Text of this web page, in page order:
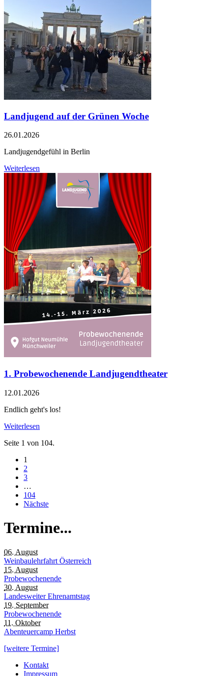
Landjugend auf der Grünen Woche
26.01.2026
Landjugendgefühl in Berlin
Weiterlesen
1. Probewochenende Landjugendtheater
12.01.2026
Endlich geht's los!
Weiterlesen
Seite 1 von 104.
1
2
3
…
104
Nächste
Termine...
06. August
Weinbaulehrfahrt Österreich
15. August
Probewochenende
30. August
Landesweiter Ehrenamtstag
19. September
Probewochenende
11. Oktober
Abenteuercamp Herbst
[weitere Termine]
Kontakt
Impressum